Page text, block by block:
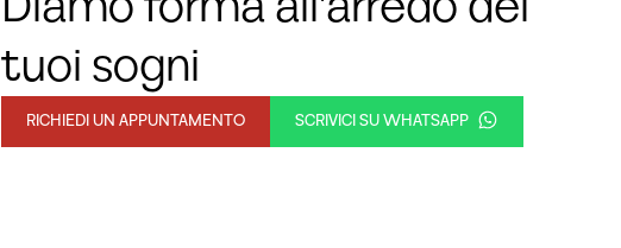
tuoi sogni
RICHIEDI UN APPUNTAMENTO SCRIVICI SU WHATSAPP